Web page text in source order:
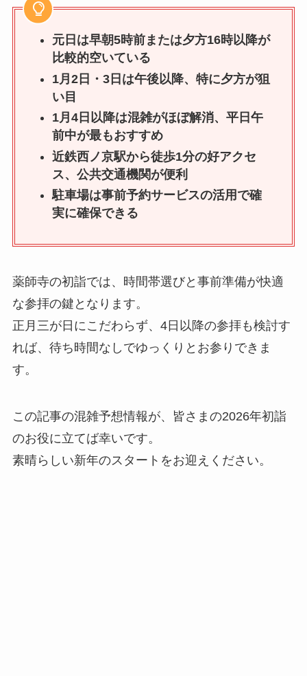
元日は早朝5時前または夕方16時以降が
比較的空いている
1月2日・3日は午後以降、特に夕方が狙
い目
1月4日以降は混雑がほぼ解消、平日午
前中が最もおすすめ
近鉄西ノ京駅から徒歩1分の好アクセ
ス、公共交通機関が便利
駐車場は事前予約サービスの活用で確
実に確保できる
薬師寺の初詣では、時間帯選びと事前準備が快適
な参拝の鍵となります。
正月三が日にこだわらず、4日以降の参拝も検討す
れば、待ち時間なしでゆっくりとお参りできま
す。
この記事の混雑予想情報が、皆さまの2026年初詣
のお役に立てば幸いです。
素晴らしい新年のスタートをお迎えください。